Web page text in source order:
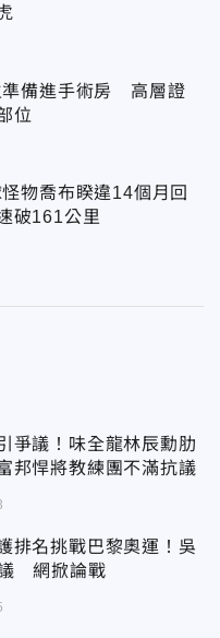
準備進手術房 高層證
位
物喬布睽違14個月回
破161公里
爭議！味全龍林辰勳肋
邦悍將教練團不滿抗議
排名挑戰巴黎奧運！吳
網掀論戰